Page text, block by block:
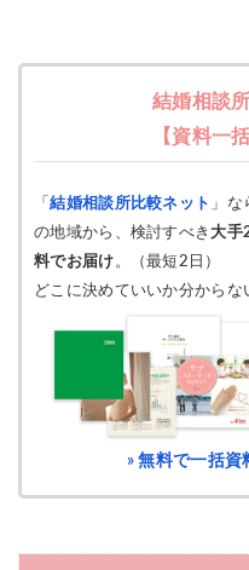
結婚相談
【資料一
「結婚相談所比較ネット 」
の地域から、検討すべき大手
料でお届け 。（最短2日）
どこに決めていいか分からな
» 無料で一括